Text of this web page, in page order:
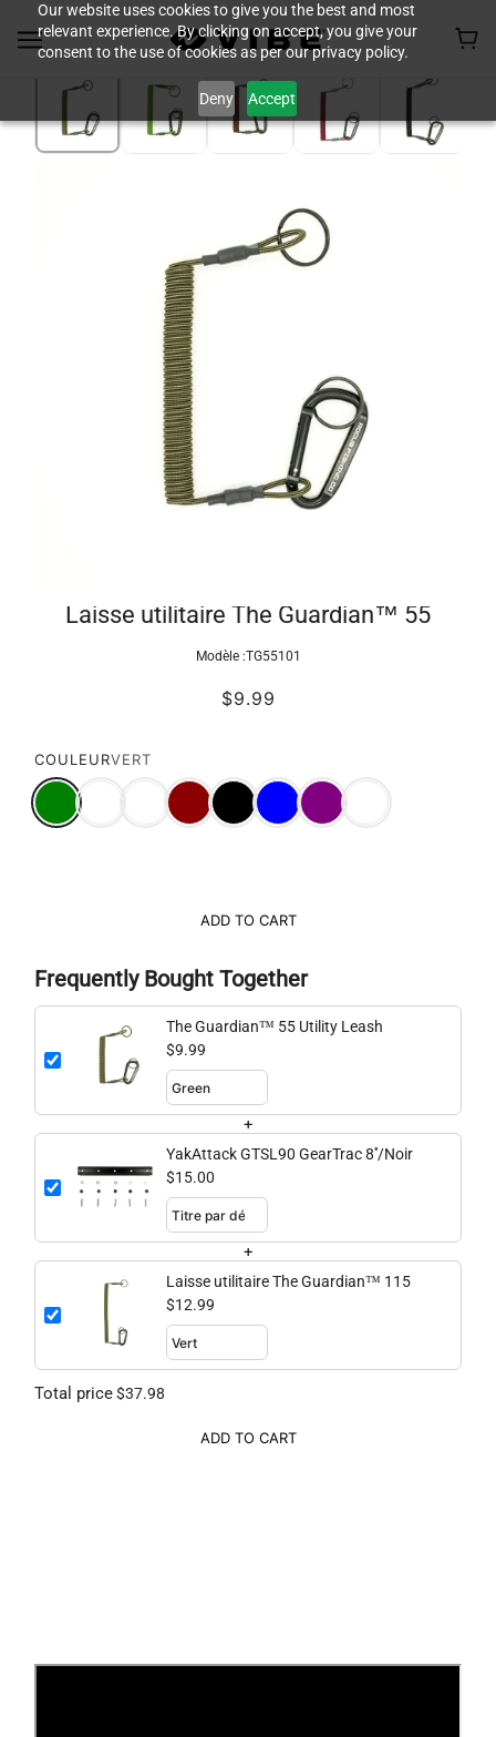
Our website uses cookies to give you the best and most
relevant experience. By clicking on accept, you give your
consent to the use of cookies as per our privacy policy.
Deny Accept
Laisse utilitaire The Guardian™ 55
Modèle :TG55101
$9.99
COULEURVERT
ADD TO CART
Frequently Bought Together
The Guardian™ 55 Utility Leash
$9.99
+
YakAttack GTSL90 GearTrac 8''/Noir
$15.00
+
Laisse utilitaire The Guardian™ 115
$12.99
Total price$37.98
ADD TO CART